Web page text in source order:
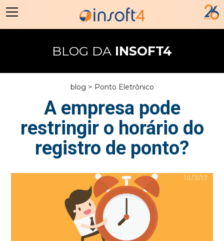
BLOG DAINSOFT4
blog > Ponto Eletrônico
A empresa pode
restringir o horário do
registro de ponto?
10/3/17